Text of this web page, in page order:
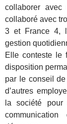
collaborer
collaboré avec
3 et France 4,
gestion
Elle conteste le
disposition
par le conseil
d’autres
la société pour